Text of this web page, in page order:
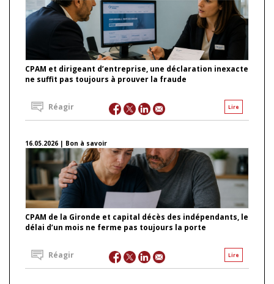
CPAM et dirigeant d’entreprise, une déclaration inexacte
ne suffit pas toujours à prouver la fraude
Lire
Réagir
16.05.2026 | Bon à savoir
CPAM de la Gironde et capital décès des indépendants, le
délai d’un mois ne ferme pas toujours la porte
Lire
Réagir